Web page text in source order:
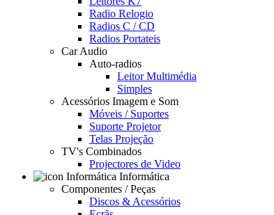
Radio Relogio
Radios C / CD
Radios Portateis
Car Audio
Auto-radios
Leitor Multimédia
Simples
Acessórios Imagem e Som
Móveis / Suportes
Suporte Projetor
Telas Projeção
TV's Combinados
Projectores de Video
Informática
Componentes / Peças
Discos & Acessórios